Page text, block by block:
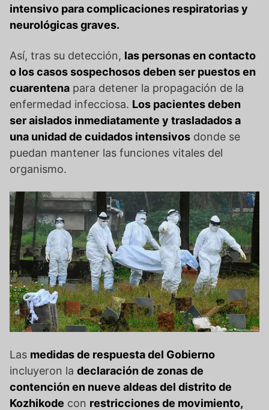
intensivo para complicaciones respiratorias y
neurológicas graves.
Así, tras su detección, las personas en contacto
o los casos sospechosos deben ser puestos en
cuarentena para detener la propagación de la
enfermedad infecciosa. Los pacientes deben
ser aislados inmediatamente y trasladados a
una unidad de cuidados intensivos donde se
puedan mantener las funciones vitales del
organismo.
Las medidas de respuesta del Gobierno
incluyeron la declaración de zonas de
contención en nueve aldeas del distrito de
Kozhikode con restricciones de movimiento,